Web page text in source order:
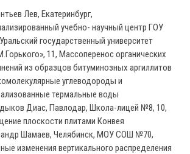
Лев, Екатеринбург,
учебно- научный центр ГОУ
государственный университет
11, Массоперенос органических
из образцов битуминозных аргиллитов
углеводороды и
термальные воды
Диас, Павлодар, Школа-лицей №8, 10,
плоскости плитами Конвея
Шамаев, Челябинск, МОУ СОШ №70,
изменения вертикального распределения